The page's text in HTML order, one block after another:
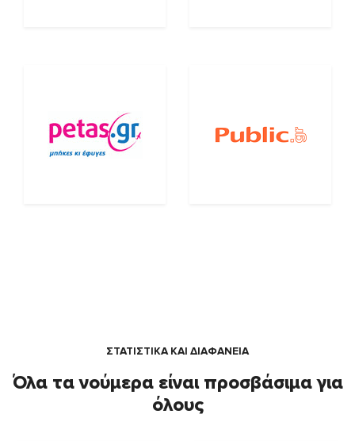
ΣΤΑΤΙΣΤΙΚΑ ΚΑΙ ΔΙΑΦΑΝΕΙΑ
Όλα τα νούμερα είναι προσβάσιμα για
όλους